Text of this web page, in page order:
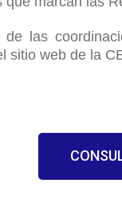
las
web de la